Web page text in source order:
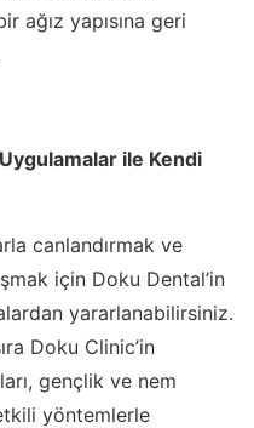
ağız yapısına geri
ile Kendi
canlandırmak ve
için Doku Dental’in
yararlanabilirsiniz.
Doku Clinic’in
gençlik ve nem
yöntemlerle